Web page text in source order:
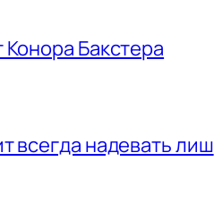
Бакстера
всегда надевать лиш